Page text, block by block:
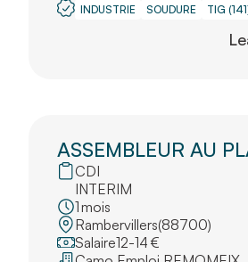
INDUSTRIE SOUDURE TIG
ASSEMBLEUR AU
CDI
INTERIM
1mois
Rambervillers(88700)
Salaire12-14 €